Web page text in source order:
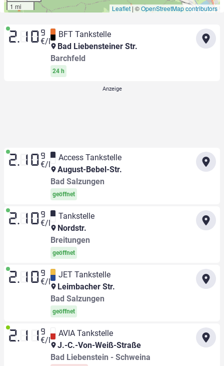
1 mi
Leaflet | ©OpenStreetMap contributors
2.10 9
€/l
BFT Tankstelle
Bad Liebensteiner Str.
Barchfeld
24 h
2.10 9
€/l
Access Tankstelle
August-Bebel-Str.
Bad Salzungen
geöffnet
2.10 9
€/l
Tankstelle
Nordstr.
Breitungen
geöffnet
2.10 9
€/l
JET Tankstelle
Leimbacher Str.
Bad Salzungen
geöffnet
2.11 9
€/l
AVIA Tankstelle
J.-C.-Von-Weiß-Straße
Bad Liebenstein - Schweina